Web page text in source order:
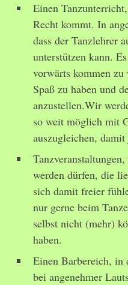
Einen
Recht kommt. In
dass der Tanzlehrer
unterstützen kann.
vorwärts kommen
Spaß zu haben und
anzustellen.Wir
so weit möglich mit
auszugleichen,
werden dürfen, die
sich damit freier
nur gerne beim
selbst nicht (mehr)
haben.
Einen Barbereich, in
bei angenehmer